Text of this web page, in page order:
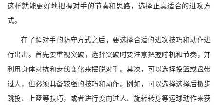
这样就能更好地把握对手的节奏和思路，选择正真适合的进攻方
式。
在了解对手的防守方式之后，要选择合适的进攻技巧和动作进
行出击。首先要重视突破，选择突破时要注意把握时机和节奏，并
利用身体对抗和步伐变化来摆脱对手。其次，可以选择投篮或盘带
过人，但必须具备较强的技巧和动作。例如，可以选择选择后撤步
跳投、上篮等技巧，或者进行变向过人、旋转转身等运球动作来获